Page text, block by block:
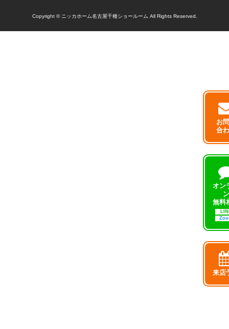
お
合
オン
ン
無料
来店
Copyright © ニッカホーム名古屋千種ショールーム All Rights Reserved.